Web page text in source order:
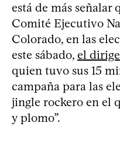
está de más señalar
Comité Ejecutivo
Colorado, en las
este sábado, el
quien tuvo sus 15
campaña para las
jingle rockero en el
y plomo”.